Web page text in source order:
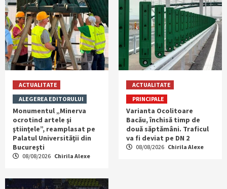
ACTUALITATE
ALEGEREA EDITORULUI
Monumentul „Minerva
ocrotind artele şi
ştiinţele”, reamplasat pe
Palatul Universităţii din
Bucureşti
08/08/2026 Chirila Alexe
ACTUALITATE
PRINCIPALE
Varianta Ocolitoare
Bacău, închisă timp de
două săptămâni. Traficul
va fi deviat pe DN 2
08/08/2026 Chirila Alexe